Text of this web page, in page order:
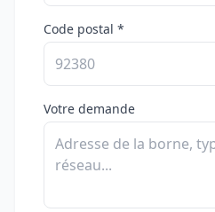
Code postal *
Votre demande